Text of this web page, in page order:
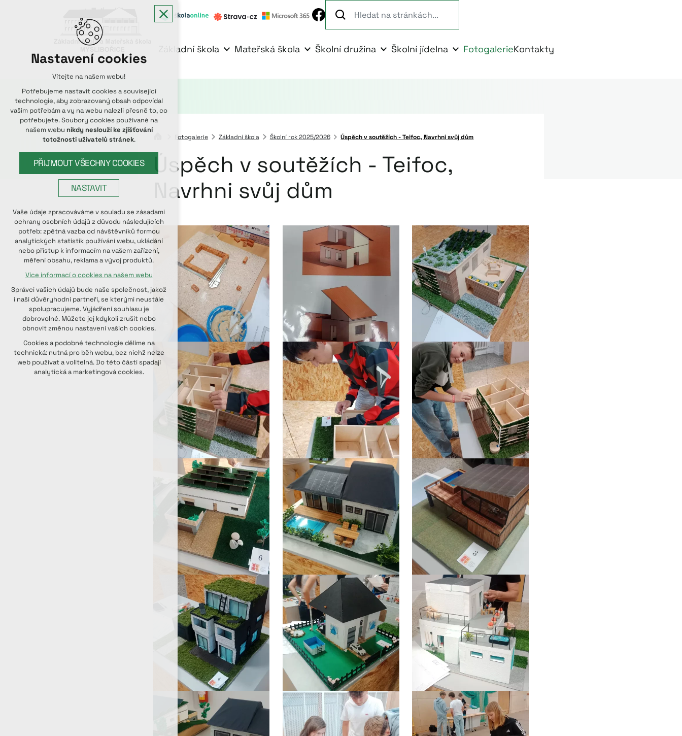
Základní škola Mateřská škola Školní družina Školní jídelna FotogalerieKontakty
Fotogalerie Základní škola Školní rok 2025/2026 Úspěch v soutěžích - Teifoc, Navrhni svůj dům
Úspěch v soutěžích - Teifoc,
Navrhni svůj dům
Nastavení cookies
Vítejte na našem webu!
Potřebujeme nastavit cookies a související
technologie, aby zobrazovaný obsah odpovídal
vašim potřebám a vy na webu nalezli přesně to, co
potřebujete. Soubory cookies používané na
našem webu nikdy neslouží ke zjišťování
totožnosti uživatelů stránek.
PŘIJMOUT VŠECHNY COOKIES
NASTAVIT
Technická cookies
nutná pro provozování webu
udržení kontextu stránek (session):
případná přihlášení, volby jazyka, apod.
Volitelná cookies
analytická pro anonymizované
vyhodnocení návštěvnosti
marketingová cookies (Google, Seznam,
Facebook)
Více informací o cookies na našem webu
PŘIJMOUT VŠECHNY COOKIES
ODMÍTNOUT VOLITELNÁ
Vaše údaje zpracováváme v souladu se zásadami
ochrany osobních údajů z důvodu následujících
potřeb: zpětná vazba od návštěvníků formou
analytických statistik používání webu, ukládání
nebo přístup k informacím na vašem zařízení,
měření obsahu, reklama a vývoj produktů.
Více informací o cookies na našem webu
Správci vašich údajů bude naše společnost, jakož
i naši důvěryhodní partneři, se kterými neustále
spolupracujeme. Vyjádření souhlasu je
dobrovolné. Můžete jej kdykoli zrušit nebo
obnovit změnou nastavení vašich cookies.
Cookies a podobné technologie dělíme na
technická: nutná pro běh webu, bez nichž nelze
web používat a volitelná. Do této části spadají
analytická a marketingová cookies.